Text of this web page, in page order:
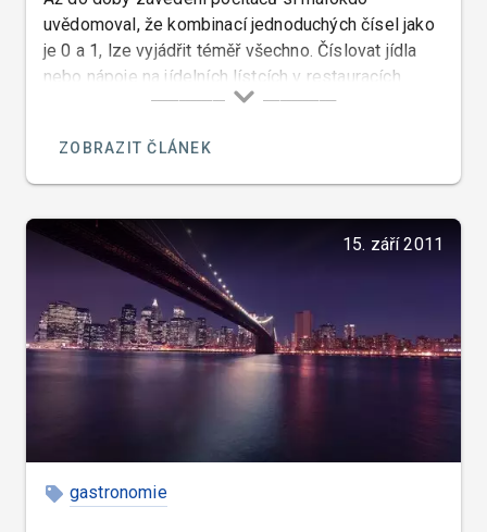
uvědomoval, že kombinací jednoduchých čísel jako
je 0 a 1, lze vyjádřit téměř všechno. Číslovat jídla
nebo nápoje na jídelních lístcích v restauracích
vyšších cenových skupin ještě donedávna někteří
vzhledu lístku. Dnes ale žijeme v době čísel a v
době kdy účel světí prostředky a tak se číslováním
kterých ve kterých používají nějaký systém
kontrolních pokladen. Restauratérovi tato čísla
usnadňuji kontrolu a evidenci, ale jsou výhodou jak
pro hosty tak obsluhjící obzvláště v restauracích s
mezinárodní klientelou, kdy se zabrání mnoha
nedorozuměním, protože si host objedná jídlo
ZOBRAZIT ČLÁNEK
15. září 2011
gastronomie